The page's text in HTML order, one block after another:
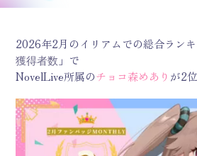
2026年2月のイリアムでの総合ラン
獲得者数 」 で
NovelLive所属のチョコ森めあり が2